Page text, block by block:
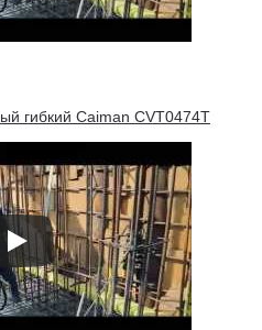
гибкий Caiman CVT0474T